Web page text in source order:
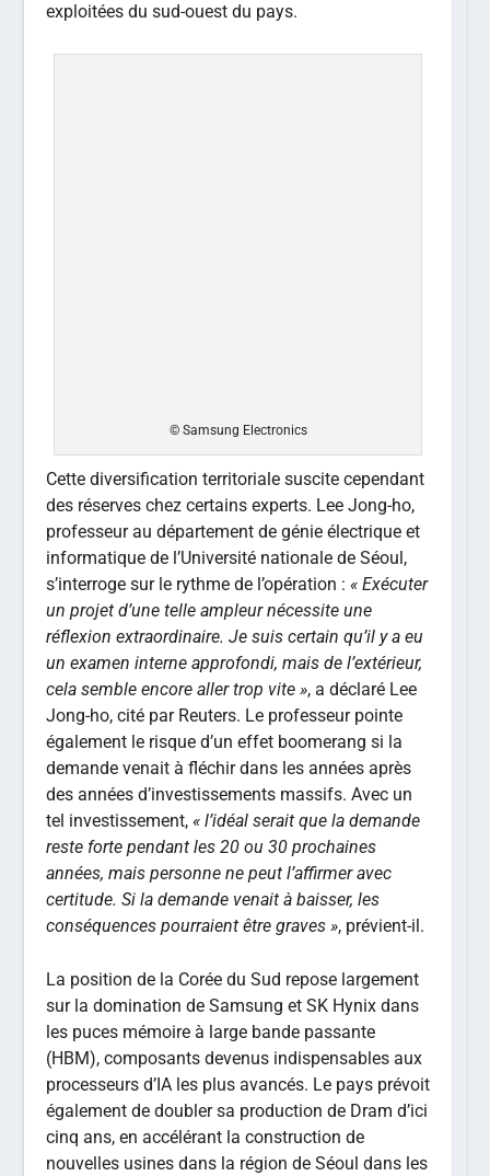
exploitées du sud-ouest du pays.
© Samsung Electronics
Cette diversification territoriale suscite cependant
des réserves chez certains experts. Lee Jong-ho,
professeur au département de génie électrique et
informatique de l’Université nationale de Séoul,
s’interroge sur le rythme de l’opération :« Exécuter
un projet d’une telle ampleur nécessite une
réflexion extraordinaire. Je suis certain qu’il y a eu
un examen interne approfondi, mais de l’extérieur,
cela semble encore aller trop vite », a déclaré Lee
Jong-ho, cité par Reuters. Le professeur pointe
également le risque d’un effet boomerang si la
demande venait à fléchir dans les années après
des années d’investissements massifs. Avec un
tel investissement, « l’idéal serait que la demande
reste forte pendant les 20 ou 30 prochaines
années, mais personne ne peut l’affirmer avec
certitude. Si la demande venait à baisser, les
conséquences pourraient être graves », prévient-il.
La position de la Corée du Sud repose largement
sur la domination de Samsung et SK Hynix dans
les puces mémoire à large bande passante
(HBM), composants devenus indispensables aux
processeurs d’IA les plus avancés. Le pays prévoit
également de doubler sa production de Dram d’ici
cinq ans, en accélérant la construction de
nouvelles usines dans la région de Séoul dans les